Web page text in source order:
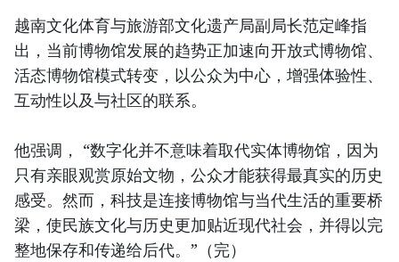
越南文化体育与旅游部文化遗产局副局长范定峰指
出，当前博物馆发展的趋势正加速向开放式博物馆、
活态博物馆模式转变，以公众为中心，增强体验性、
互动性以及与社区的联系。
他强调， “数字化并不意味着取代实体博物馆，因为
只有亲眼观赏原始文物，公众才能获得最真实的历史
感受。然而，科技是连接博物馆与当代生活的重要桥
梁，使民族文化与历史更加贴近现代社会，并得以完
整地保存和传递给后代。”（完）